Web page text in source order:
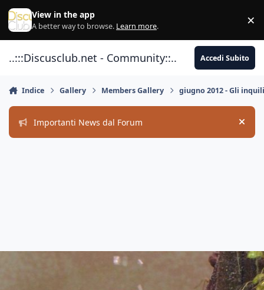
Vai al contenuto
View in the app
A better way to browse. Learn more. ×
..:::Discusclub.net - Community::.. Accedi Subito
Indice Gallery Members Gallery giugno 2012 - Gli
Importanti News dal Forum Hide